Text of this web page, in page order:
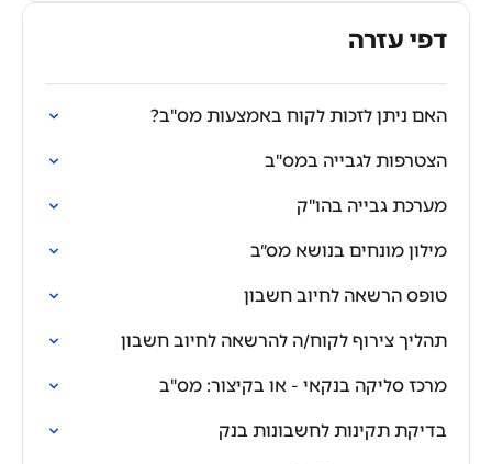
דפי עזרה
האם ניתן לזכות לקוח באמצעות מס"ב?
הצטרפות לגבייה במס"ב
מערכת גבייה בהו"ק
מילון מונחים בנושא מס״ב
טופס הרשאה לחיוב חשבון
תהליך צירוף לקוח/ה להרשאה לחיוב חשבון
מרכז סליקה בנקאי - או בקיצור: מס"ב
בדיקת תקינות לחשבונות בנק